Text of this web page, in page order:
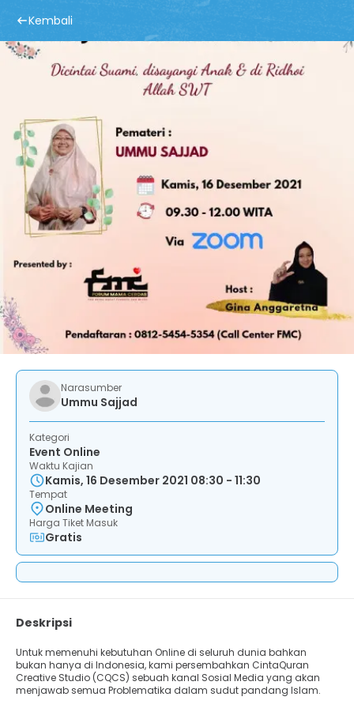
Kembali
Narasumber
Ummu Sajjad
Kategori
Event Online
Waktu Kajian
Kamis, 16 Desember 2021 08:30 - 11:30
Tempat
Online Meeting
Harga Tiket Masuk
Gratis
Deskripsi
Untuk memenuhi kebutuhan Online di seluruh dunia bahkan
bukan hanya di Indonesia, kami persembahkan CintaQuran
Creative Studio (CQCS) sebuah kanal Sosial Media yang akan
menjawab semua Problematika dalam sudut pandang Islam.